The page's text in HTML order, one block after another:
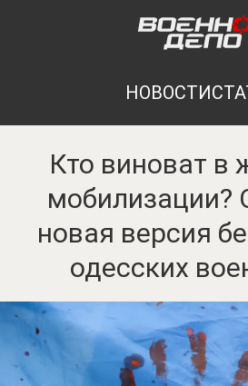
НОВОСТИ
Кто виноват в
мобилизации?
новая версия
одесских